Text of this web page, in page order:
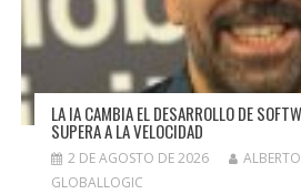
LA IA CAMBIA EL DESARROLLO DE
SUPERA A LA VELOCIDAD
2 DE AGOSTO DE 2026
GLOBALLOGIC